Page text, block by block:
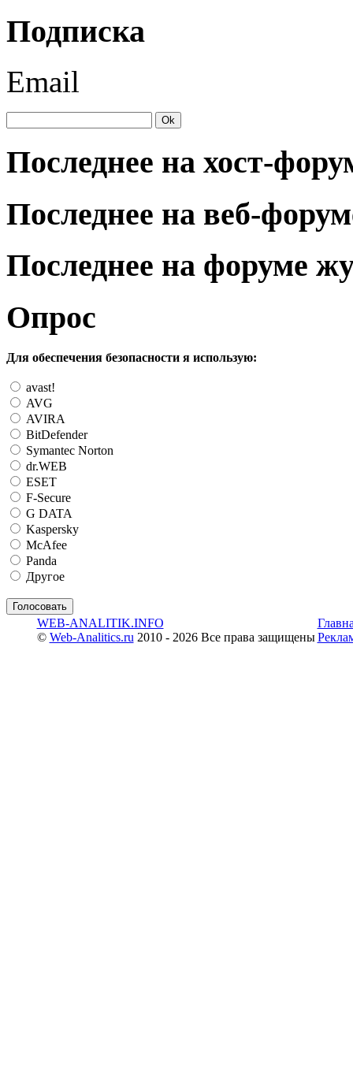
Подписка
Email
Последнее на хост-
Последнее на веб-
Последнее на форуме
Опрос
Для обеспечения безопасности я использую:
avast!
AVG
AVIRA
BitDefender
Symantec Norton
dr.WEB
ESET
F-Secure
G DATA
Kaspersky
McAfee
Panda
Другое
WEB-ANALITIK.INFO
© Web-Analitics.ru 2010 - 2026 Все права защищены